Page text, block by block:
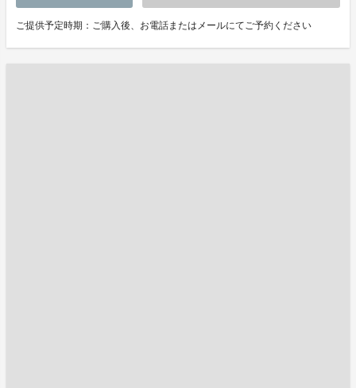
ご提供予定時期：ご購入後、お電話またはメールにてご予約ください